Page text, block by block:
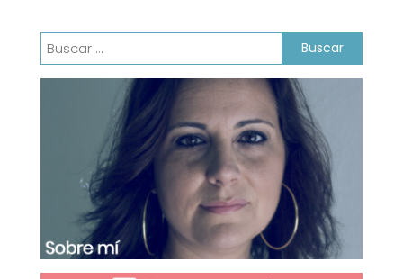
Buscar: